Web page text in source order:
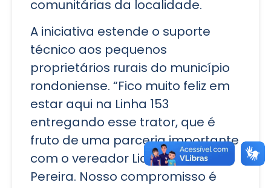
comunitárias da localidade.
A iniciativa estende o suporte
técnico aos pequenos
proprietários rurais do município
rondoniense. “Fico muito feliz em
estar aqui na Linha 153
entregando esse trator, que é
fruto de uma parceria importante
com o vereador Licomédio
Pereira. Nosso compromisso é